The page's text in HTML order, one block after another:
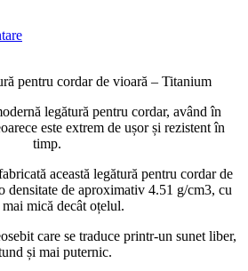
pentru cordar de vioară – Titanium
legătură pentru cordar, având în
este extrem de ușor și rezistent în
timp.
această legătură pentru cordar de
densitate de aproximativ 4.51 g/cm3, cu
mică decât oțelul.
care se traduce printr-un sunet liber,
și mai puternic.